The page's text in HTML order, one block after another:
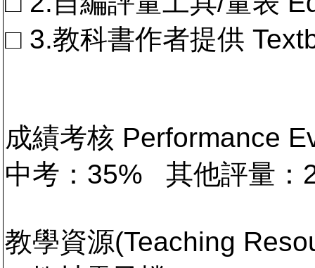
□ 3.教科書作者提供
成績考核 Performance
中考：35% 其他評量
教學資源(Teaching